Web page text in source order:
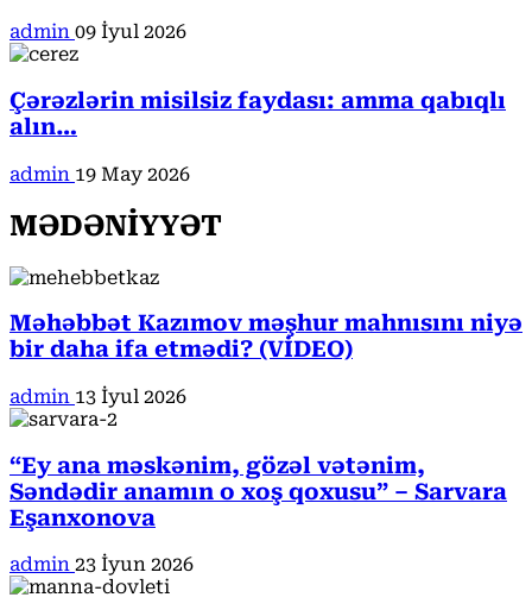
admin 09 İyul 2026
Çərəzlərin misilsiz faydası: amma qabıqlı
alın…
admin 19 May 2026
MƏDƏNİYYƏT
Məhəbbət Kazımov məşhur mahnısını niyə
bir daha ifa etmədi? (VİDEO)
admin 13 İyul 2026
“Ey ana məskənim, gözəl vətənim,
Səndədir anamın o xoş qoxusu” – Sarvara
Eşanxonova
admin 23 İyun 2026